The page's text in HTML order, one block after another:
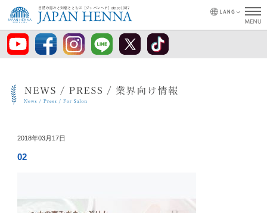
2018年03月17日
02